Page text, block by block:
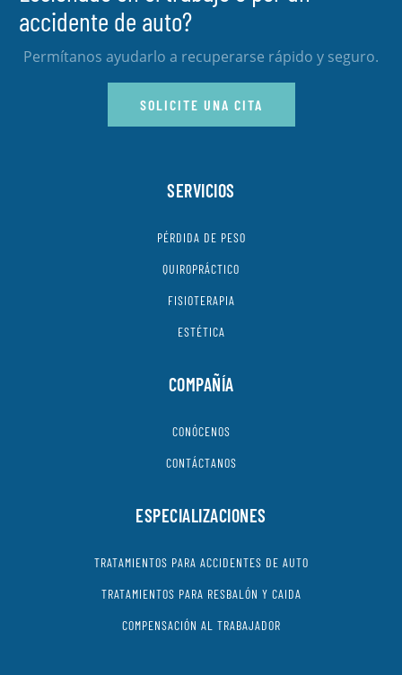
accidente de auto?
Permítanos ayudarlo a recuperarse rápido y seguro.
SOLICITE UNA CITA
SERVICIOS
PÉRDIDA DE PESO
QUIROPRÁCTICO
FISIOTERAPIA
ESTÉTICA
COMPAÑÍA
CONÓCENOS
CONTÁCTANOS
ESPECIALIZACIONES
TRATAMIENTOS PARA ACCIDENTES DE AUTO
TRATAMIENTOS PARA RESBALÓN Y CAIDA
COMPENSACIÓN AL TRABAJADOR